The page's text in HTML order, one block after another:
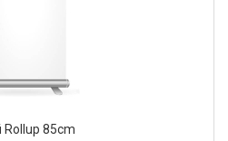
Rollup 85cm